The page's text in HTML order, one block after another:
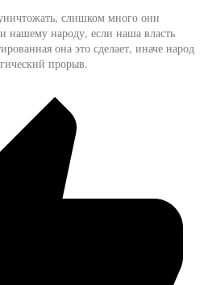
слишком много они
нашему народу, если наша власть
она это сделает, иначе народ
прорыв.